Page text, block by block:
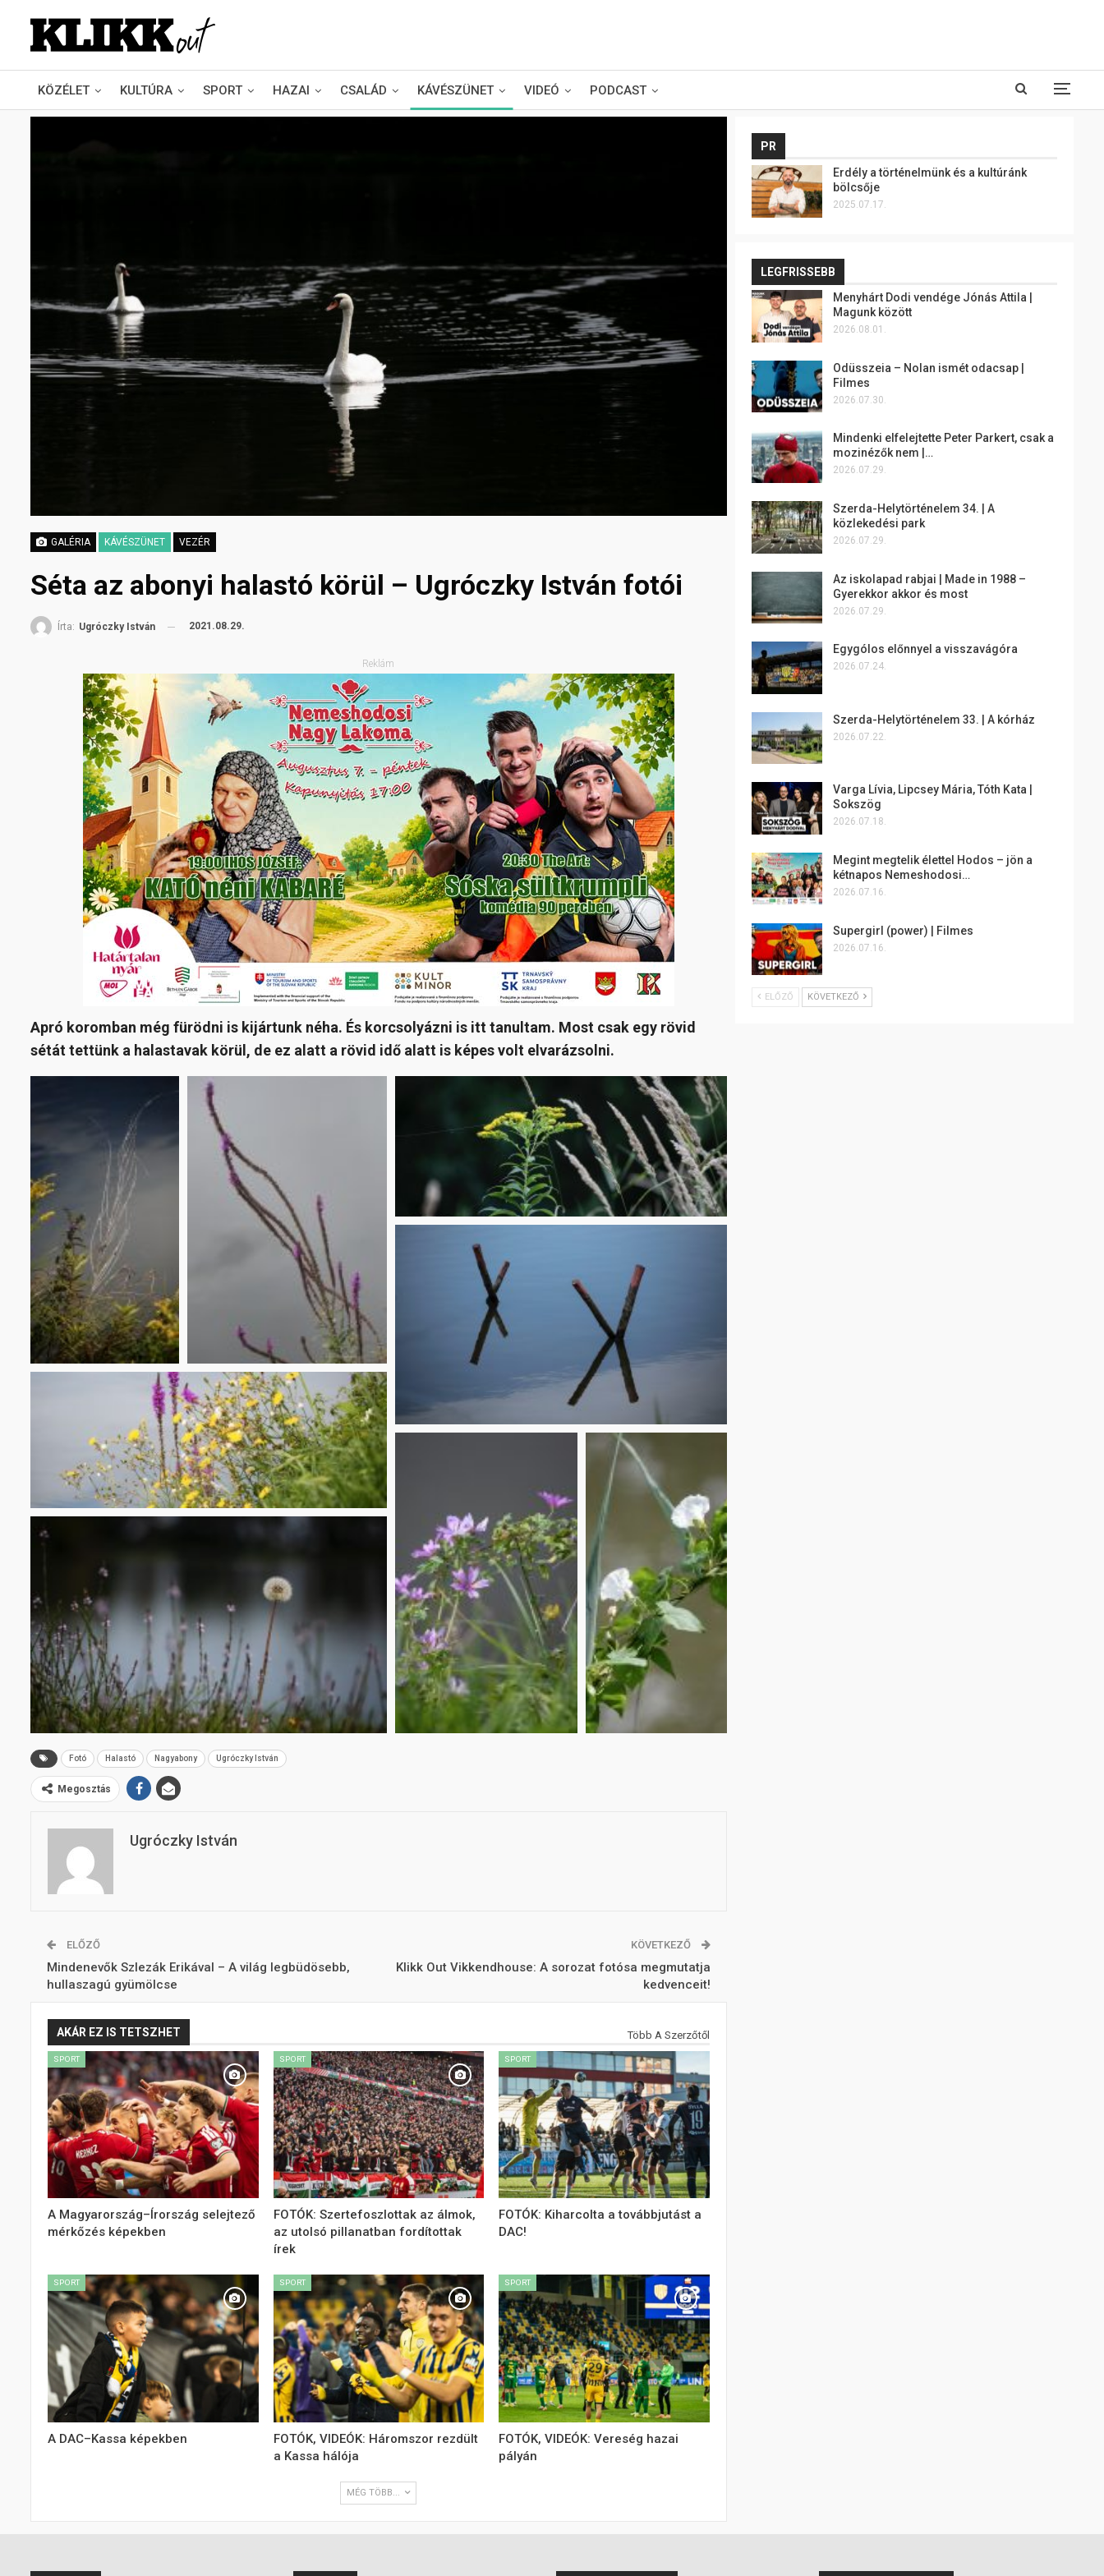
KÖZÉLET KULTÚRA SPORT HAZAI CSALÁD KÁVÉSZÜNET VIDEÓ PODCAST
GALÉRIA KÁVÉSZÜNET VEZÉR
Séta az abonyi halastó körül – Ugróczky István fotói
Írta: Ugróczky István 2021.08.29.
Reklám
Apró koromban még fürödni is kijártunk néha. És korcsolyázni is itt tanultam. Most csak egy rövid
sétát tettünk a halastavak körül, de ez alatt a rövid idő alatt is képes volt elvarázsolni.
Fotó Halastó Nagyabony Ugróczky István
Megosztás
Ugróczky István
ELŐZŐ
Mindenevők Szlezák Erikával – A világ legbüdösebb,
hullaszagú gyümölcse
KÖVETKEZŐ
Klikk Out Vikkendhouse: A sorozat fotósa megmutatja
kedvenceit!
AKÁR EZ IS TETSZHET Több A Szerzőtől
SPORT
A Magyarország–Írország selejtező
mérkőzés képekben
SPORT
FOTÓK: Szertefoszlottak az álmok,
az utolsó pillanatban fordítottak
írek
SPORT
FOTÓK: Kiharcolta a továbbjutást a
DAC!
SPORT
A DAC–Kassa képekben
SPORT
FOTÓK, VIDEÓK: Háromszor rezdült
a Kassa hálója
SPORT
FOTÓK, VIDEÓK: Vereség hazai
pályán
MÉG TÖBB...
PR
Erdély a történelmünk és a kultúránk
bölcsője
2025.07.17.
LEGFRISSEBB
Menyhárt Dodi vendége Jónás Attila |
Magunk között
2026.08.01.
Odüsszeia – Nolan ismét odacsap |
Filmes
2026.07.30.
Mindenki elfelejtette Peter Parkert, csak a
mozinézők nem |…
2026.07.29.
Szerda-Helytörténelem 34. | A
közlekedési park
2026.07.29.
Az iskolapad rabjai | Made in 1988 –
Gyerekkor akkor és most
2026.07.29.
Egygólos előnnyel a visszavágóra
2026.07.24.
Szerda-Helytörténelem 33. | A kórház
2026.07.22.
Varga Lívia, Lipcsey Mária, Tóth Kata |
Sokszög
2026.07.18.
Megint megtelik élettel Hodos – jön a
kétnapos Nemeshodosi…
2026.07.16.
Supergirl (power) | Filmes
2026.07.16.
ELŐZŐ KÖVETKEZŐ